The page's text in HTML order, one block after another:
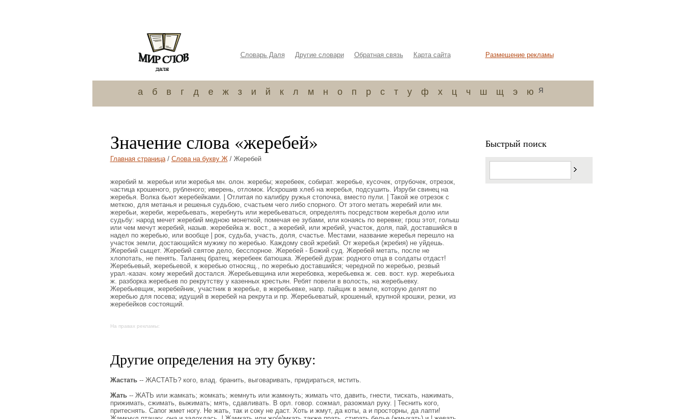
Словарь Даля Другие словари Обратная связь Карта сайта Размещение рекламы
а б в г д е ж з и й к л м н о п р с т у ф х ц ч ш щ э ю я
Значение слова «жеребей»
Главная страница/ Слова на букву Ж/ Жеребей
жеребий м. жеребьи или жеребья мн. олон. жеребы; жеребеек, собират. жеребье, кусочек, отрубочек, отрезок,
частица крошеного, рубленого; иверень, отломок. Искрошив хлеб на жеребья, подсушить. Изруби свинец на
жеребья. Волка бьют жеребейками. | Отлитая по калибру ружья стопочка, вместо пули. | Такой же отрезок с
меткою, для метанья и решенья судьбою, счастьем чего либо спорного. От этого метать жеребий или мн.
жеребьи, жереби, жеребьевать, жеребнуть или жеребьеваться, определять посредством жеребья долю или
судьбу: народ мечет жеребий медною монеткой, помечая ее зубами, или конаясь по веревке; грош этот, голыш
или чем мечут жеребий, назыв. жеребейка ж. вост., а жеребий, или жребий, участок, доля, пай, доставшийся в
надел по жеребью, или вообще | рок, судьба, участь, доля, счастье. Местами, название жеребья перешло на
участок земли, достающийся мужику по жеребью. Каждому свой жребий. От жеребья (жребия) не уйдешь.
Жеребий сыщет. Жеребий святое дело, бесспорное. Жеребей - Божий суд. Жеребей метать, после не
хлопотать, не пенять. Таланец братец, жеребеек батюшка. Жеребей дурак: родного отца в солдаты отдаст!
Жеребьевый, жеребьевой, к жеребью относящ., по жеребью доставшийся; чередной по жеребью, резвый
урал.-казач. кому жеребий достался. Жеребьевщина или жеребовка, жеребьевка ж. сев. вост. кур. жеребьиха
ж. разборка жеребьев по рекрутству у казенных крестьян. Ребят повели в волость, на жеребьевку.
Жеребьевщик, жеребейник, участник в жеребье, в жеребьевке, напр. пайщик в земле, которую делят по
жеребью для посева; идущий в жеребей на рекрута и пр. Жеребьеватый, крошеный, крупной крошки, резки, из
жеребейков состоящий.
На правах рекламы:
Другие определения на эту букву:
Жастать-- ЖАСТАТЬ? кого, влад. бранить, выговаривать, придираться, мстить.
Жать-- ЖАТЬ или жамкать; жомкать; жемнуть или жамкнуть; жимать что, давить, гнести, тискать, нажимать,
прижимать, сжимать, выжимать; мять, сдавливать. В орл. говор. сожмал, разожмал руку. | Теснить кого,
притеснять. Сапог жмет ногу. Не жать, так и соку не даст. Хоть и жмут, да коты, а и просторны, да лапти!
Быстрый поиск